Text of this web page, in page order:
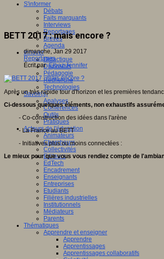
S'informer
Débats
Faits marquants
Interviews
Reportages
Brèves
Agenda
Innover
Didactique
Dispositifs
Pédagogie
Recherche
Technologies
Savoir(s)
Analyses
Conférences
Outils
Pratiques
Acteurs de l'éducation
Animateurs
Chercheurs
Collectivités
Editeurs
EdTech
Encadrement
Enseignants
Entreprises
Etudiants
Filières industrielles
Institutionnels
Médiateurs
Parents
Thématiques
Apprendre et enseigner
Apprendre
Apprentissages
Apprentissages collaboratifs
BETT 2017 : mais encore ?
dimanche, Jan 29 2017
Reportages
Écrit parElbaz Jennifer
Après un très rapide tour d'horizon et les premières
Ci-dessous quelques éléments, non exhaustifs
- Co-construction des idées dans l'arène
- La France au BETT
- Initiatives plus ou moins connectées :
Le mieux pour que vous vous rendiez compte de